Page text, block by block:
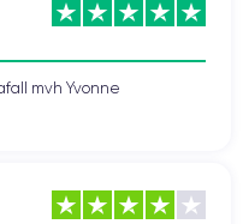
mvh Yvonne